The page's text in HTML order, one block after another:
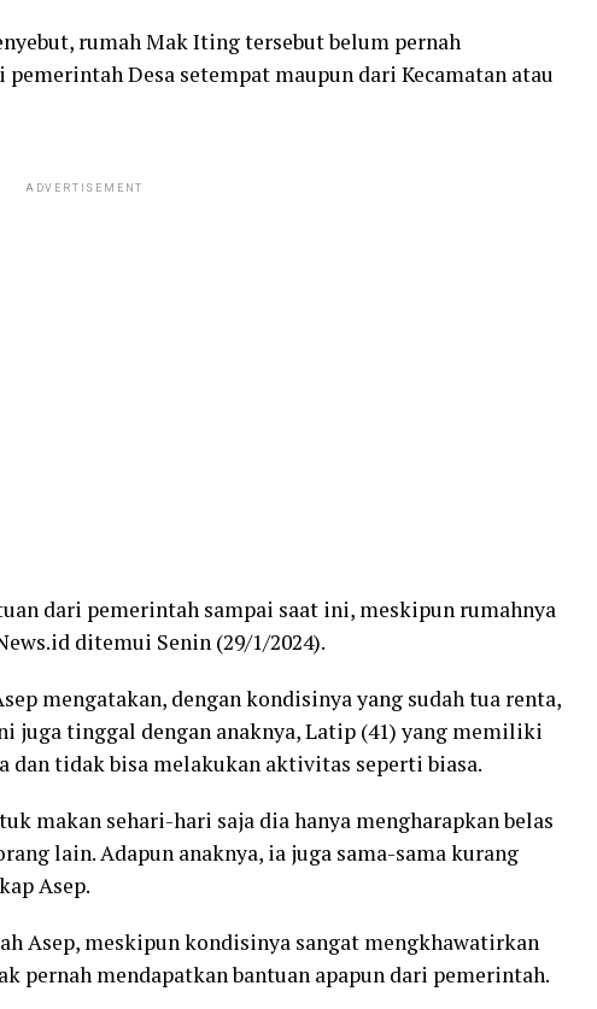
rumah Mak Iting tersebut belum pernah
Desa setempat maupun dari Kecamatan atau
ADVERTISEMENT
dari pemerintah sampai saat ini, meskipun rumahnya
ditemui Senin (29/1/2024).
mengatakan, dengan kondisinya yang sudah tua renta,
juga tinggal dengan anaknya, Latip (41) yang memiliki
dan tidak bisa melakukan aktivitas seperti biasa.
makan sehari-hari saja dia hanya mengharapkan belas
lain. Adapun anaknya, ia juga sama-sama kurang
Asep.
Asep, meskipun kondisinya sangat mengkhawatirkan
pernah mendapatkan bantuan apapun dari pemerintah.